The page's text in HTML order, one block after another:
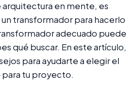
en mente, es
transformador para hacerlo
adecuado puede
qué buscar. En este artículo,
para ayudarte a elegir el
tu proyecto.